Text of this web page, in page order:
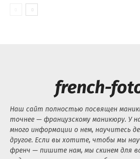
french-
Наш сайт полностью посвящен
точнее — французскому маникюру. У
много информации о нем, научитесь
другое. Если вы хотите, чтобы мы
френч — пишите нам, мы скинем для